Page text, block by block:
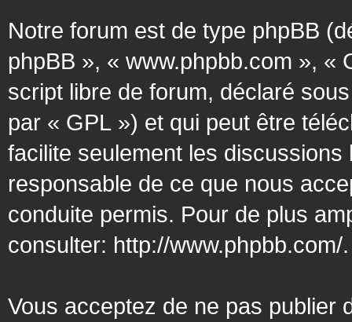
Notre forum est de type phpBB
phpBB », « www.phpbb.com », «
script libre de forum, déclaré
par « GPL ») et qui peut être
facilite seulement les
responsable de ce que nous
conduite permis. Pour de plus
consulter: http://www.phpbb.com/.
Vous acceptez de ne pas publier